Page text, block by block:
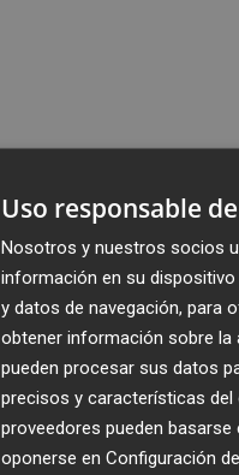
Uso responsable
Nosotros y nuestros socios
información en su
y datos de navegación, para
obtener información sobre la
pueden procesar sus datos
precisos y características
proveedores pueden
oponerse en Configuración